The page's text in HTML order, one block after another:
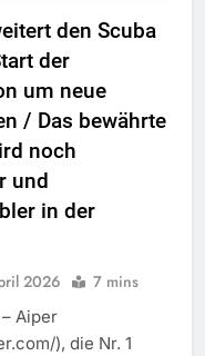
den Scuba
der
um neue
/ Das bewährte
noch
und
in der
2026 7 mins
Aiper
), die Nr. 1